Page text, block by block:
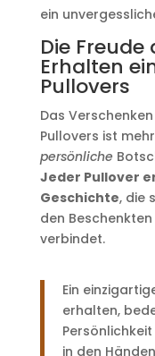
ein
Die
Erhalten
Pullovers
Das
Pullovers ist
persönliche
Jeder Pullover
Geschichte, die
den
verbindet.
Ein
erhalten,
in den